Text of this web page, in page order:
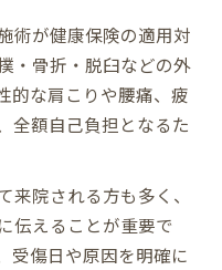
術が健康保険の適用対
・骨折・脱臼などの外
的な肩こりや腰痛、疲
全額自己負担となるた
院される方も多く、
伝えることが重要で
受傷日や原因を明確に